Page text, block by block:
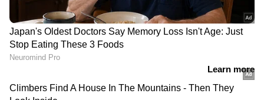
അടിയന്തരാവസ്ഥയെന്ന് ലോകാരോഗ്യ
സംഘടന, മരണം 1700 കടന്നു
വരാനിരിക്കുന്ന ഭൂകമ്പങ്ങൾ കൂടുതൽ
അപകടം നിറഞ്ഞത്? മ്യാൻമർ ഉദാഹരണം,
പുതിയ പഠനം പറയുന്നതെന്ത്?